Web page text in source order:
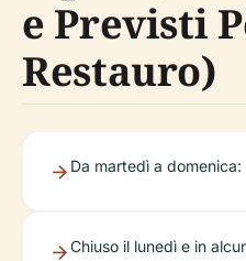
e Previsti
Restauro)
Da martedì a domenica:
Chiuso il lunedì e in